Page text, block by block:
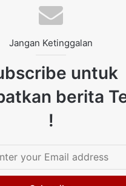
Jangan Ketinggalan
untuk
berita
!